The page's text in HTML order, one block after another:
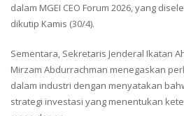
dalam MGEI CEO Forum 2026, yang
dikutip Kamis (30/4).
Sementara, Sekretaris Jenderal Ikatan
Mirzam Abdurrachman menegaskan
dalam industri dengan menyatakan
strategi investasi yang menentukan